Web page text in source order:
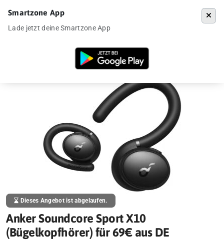
»Anker Soundcore Sport X10 (Bügelkopfhörer)
Dieses Angebot ist abgelaufen.
Anker Soundcore Sport X10
(Bügelkopfhörer) für 69€ aus DE
Smartzone App
Lade jetzt deine Smartzone App